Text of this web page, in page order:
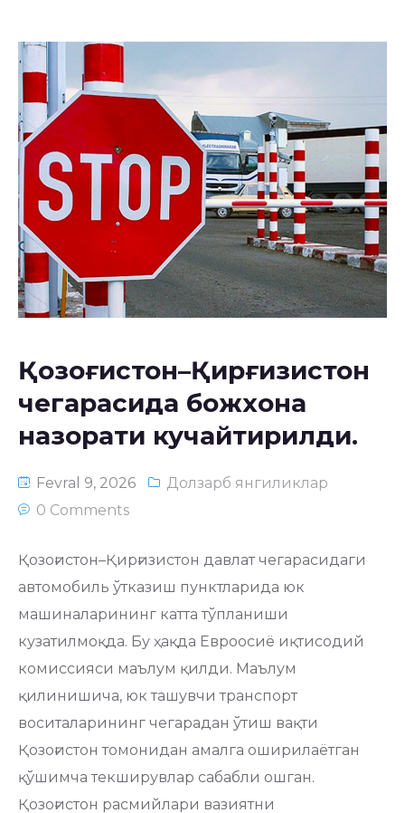
Қозоғистон–Қирғизистон
чегарасида божхона
назорати кучайтирилди.
Fevral 9, 2026
Долзарб янгиликлар
0 Comments
Қозоғистон–Қирғизистон давлат чегарасидаги
автомобиль ўтказиш пунктларида юк
машиналарининг катта тўпланиши
кузатилмоқда. Бу ҳақда Евроосиё иқтисодий
комиссияси маълум қилди. Маълум
қилинишича, юк ташувчи транспорт
воситаларининг чегарадан ўтиш вақти
Қозоғистон томонидан амалга оширилаётган
қўшимча текширувлар сабабли ошган.
Қозоғистон расмийлари вазиятни